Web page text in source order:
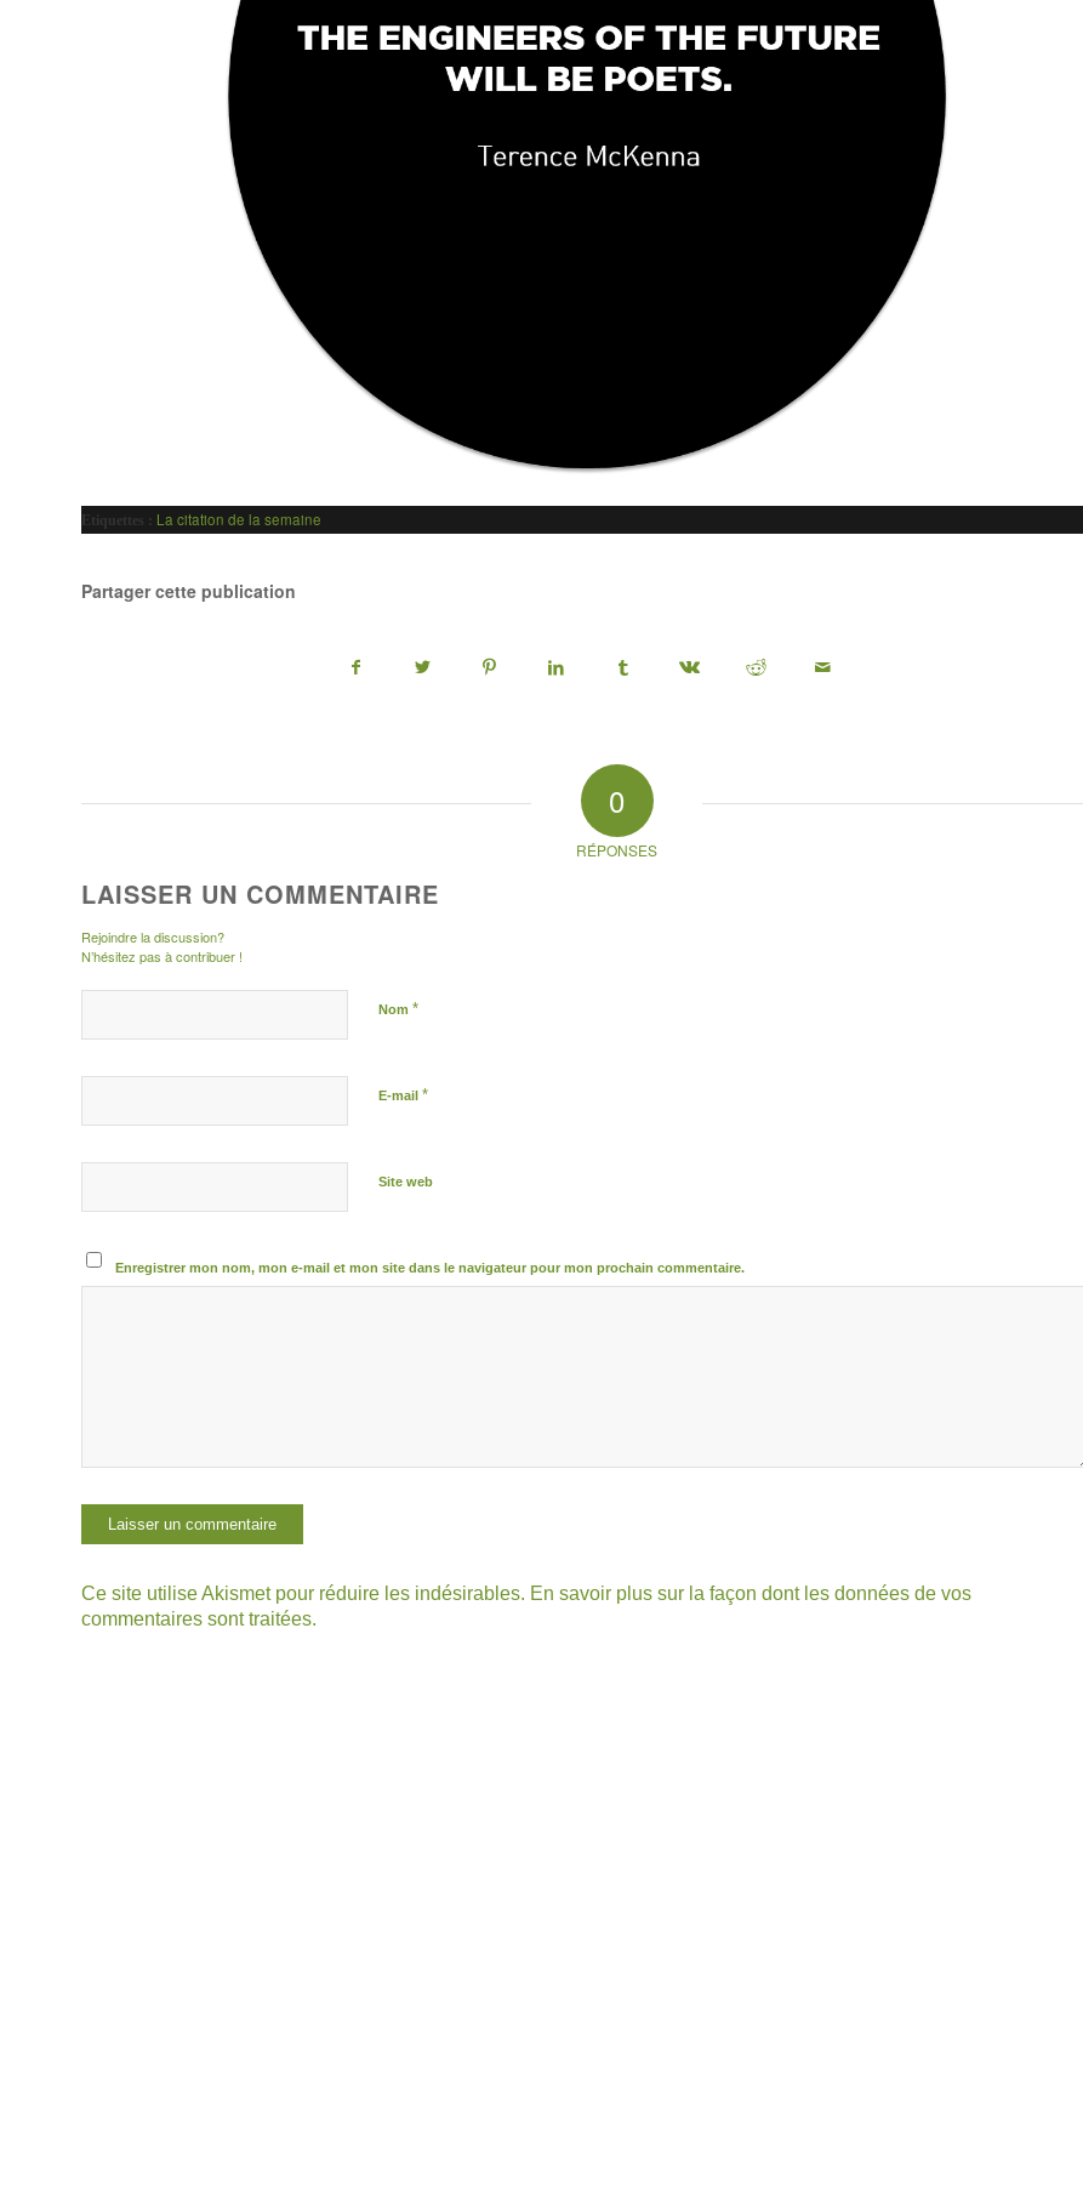
Etiquettes : La citation de la semaine
Partager cette publication
0
RÉPONSES
LAISSER UN COMMENTAIRE
Rejoindre la discussion?
N’hésitez pas à contribuer !
Nom *
E-mail *
Site web
Enregistrer mon nom, mon e-mail et mon site dans le navigateur pour mon prochain commentaire.
Ce site utilise Akismet pour réduire les indésirables. En savoir plus sur la façon dont les données de vos
commentaires sont traitées.